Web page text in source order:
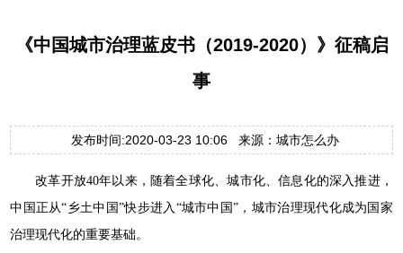
《中国城市治理蓝皮书（2019-2020）》征稿启
事
发布时间:2020-03-23 10:06 来源：城市怎么办
改革开放40年以来，随着全球化、城市化、信息化的深入推进，
中国正从“乡土中国”快步进入“城市中国”，城市治理现代化成为国家
治理现代化的重要基础。